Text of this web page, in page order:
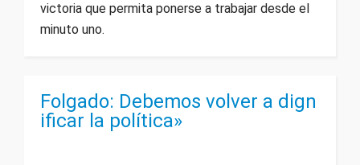
victoria que permita ponerse a trabajar desde el
minuto uno.
Folgado: Debemos volver a dign
ificar la política»